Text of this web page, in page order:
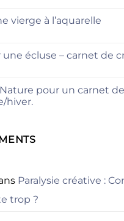
vierge à l’aquarelle
une écluse – carnet de
pour un carnet
hiver.
Paralysie créative :
trop ?